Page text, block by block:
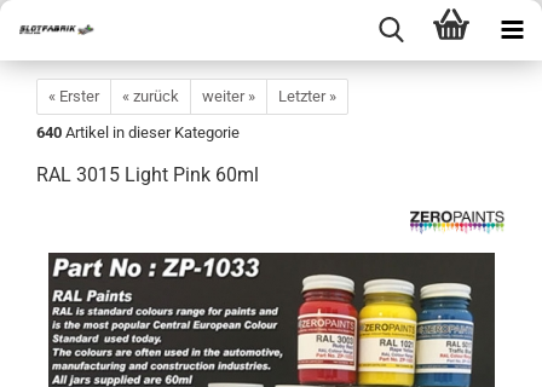
« Erster « zurück weiter »
Letzter »
640 Artikel in dieser Kategorie
RAL 3015 Light Pink 60ml